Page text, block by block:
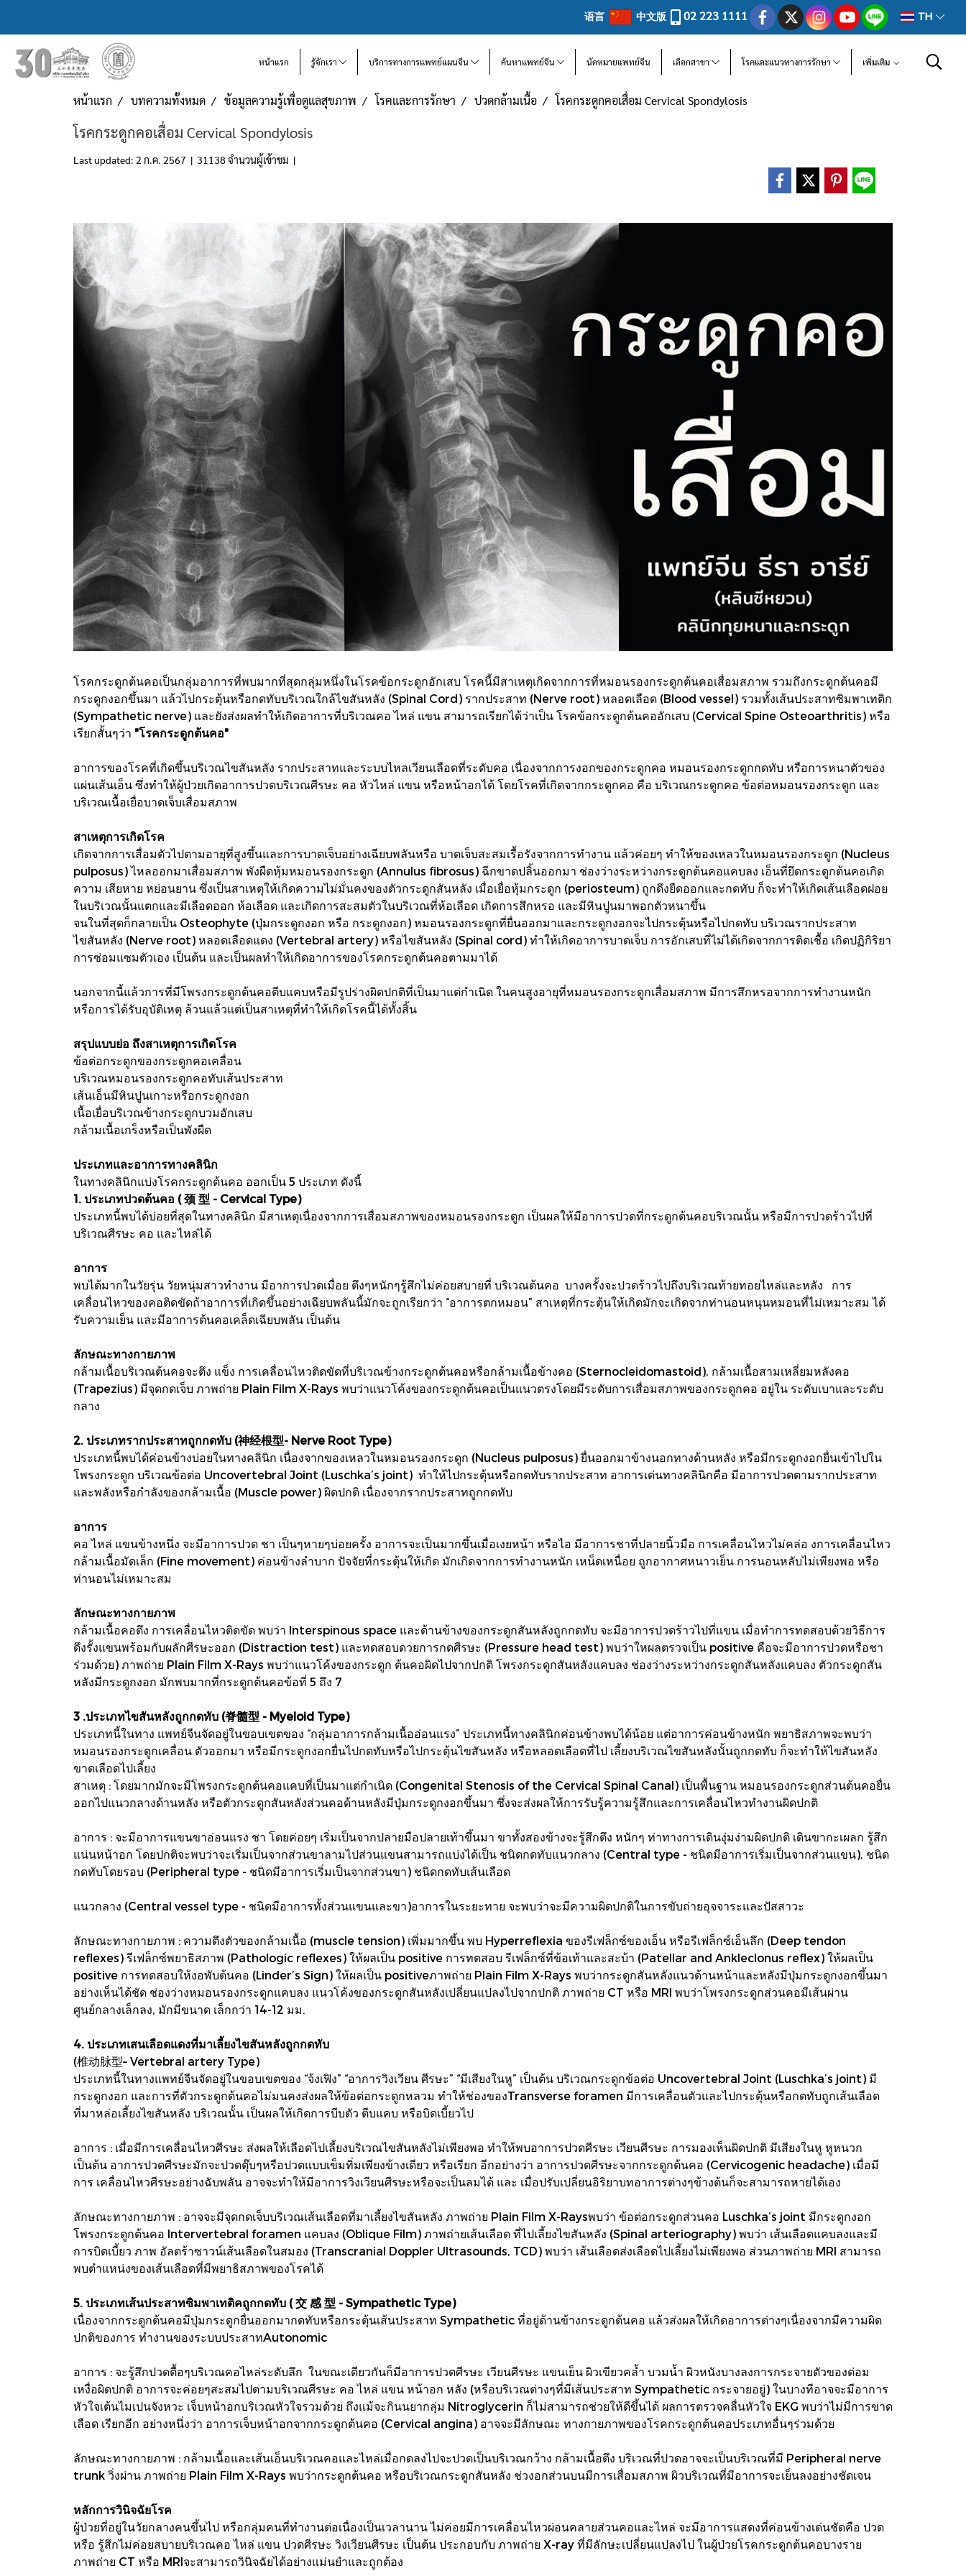
语言 中文版 02 223 1111 TH
หน้าแรก รู้จักเรา บริการทางการแพทย์แผนจีน ค้นหาแพทย์จีน นัดหมายแพทย์จีน เลือกสาขา โรคและแนวทางการรักษา เพิ่มเติม
หน้าแรก บทความทั้งหมด ข้อมูลความรู้เพื่อดูแลสุขภาพ โรคและการรักษา ปวดกล้ามเนื้อ โรคกระดูกคอเสื่อม Cervical Spondylosis
โรคกระดูกคอเสื่อม Cervical Spondylosis
Last updated: 2 ก.ค. 2567 | 31138 จำนวนผู้เข้าชม |
โรคกระดูกต้นคอเป็นกลุ่มอาการที่พบมากที่สุดกลุ่มหนึ่งในโรคข้อกระดูกอักเสบ โรคนี้มีสาเหตุเกิดจากการที่หมอนรองกระดูกต้นคอเสื่อมสภาพ รวมถึงกระดูกต้นคอมี
กระดูกงอกขึ้นมา แล้วไปกระตุ้นหรือกดทับบริเวณใกล้ไขสันหลัง (Spinal Cord) รากประสาท (Nerve root) หลอดเลือด (Blood vessel) รวมทั้งเส้นประสาทซิมพาเทติก
(Sympathetic nerve) และยังส่งผลทำให้เกิดอาการที่บริเวณคอ ไหล่ แขน สามารถเรียกได้ว่าเป็น โรคข้อกระดูกต้นคออักเสบ (Cervical Spine Osteoarthritis) หรือ
เรียกสั้นๆว่า "โรคกระดูกต้นคอ"
อาการของโรคที่เกิดขึ้นบริเวณไขสันหลัง รากประสาทและระบบไหลเวียนเลือดที่ระดับคอ เนื่องจากการงอกของกระดูกคอ หมอนรองกระดูกกดทับ หรือการหนาตัวของ
แผ่นเส้นเอ็น ซึ่งทำให้ผู้ป่วยเกิดอาการปวดบริเวณศีรษะ คอ หัวไหล่ แขน หรือหน้าอกได้ โดยโรคที่เกิดจากกระดูกคอ คือ บริเวณกระดูกคอ ข้อต่อหมอนรองกระดูก และ
บริเวณเนื้อเยื่อบาดเจ็บเสื่อมสภาพ
สาเหตุการเกิดโรค
เกิดจากการเสื่อมตัวไปตามอายุที่สูงขึ้นและการบาดเจ็บอย่างเฉียบพลันหรือ บาดเจ็บสะสมเรื้อรังจากการทำงาน แล้วค่อยๆ ทำให้ของเหลวในหมอนรองกระดูก (Nucleus
pulposus) ไหลออกมาเสื่อมสภาพ พังผืดหุ้มหมอนรองกระดูก (Annulus fibrosus) ฉีกขาดปลิ้นออกมา ช่องว่างระหว่างกระดูกต้นคอแคบลง เอ็นที่ยึดกระดูกต้นคอเกิด
ความ เสียหาย หย่อนยาน ซึ่งเป็นสาเหตุให้เกิดความไม่มั่นคงของตัวกระดูกสันหลัง เมื่อเยื่อหุ้มกระดูก (periosteum) ถูกดึงยืดออกและกดทับ ก็จะทำให้เกิดเส้นเลือดฝอย
ในบริเวณนั้นแตกและมีเลือดออก ห้อเลือด และเกิดการสะสมตัวในบริเวณที่ห้อเลือด เกิดการสึกหรอ และมีหินปูนมาพอกตัวหนาขึ้น
จนในที่สุดก็กลายเป็น Osteophyte (ปุ่มกระดูกงอก หรือ กระดูกงอก) หมอนรองกระดูกที่ยื่นออกมาและกระดูกงอกจะไปกระตุ้นหรือไปกดทับ บริเวณรากประสาท
ไขสันหลัง (Nerve root) หลอดเลือดแดง (Vertebral artery) หรือไขสันหลัง (Spinal cord) ทำให้เกิดอาการบาดเจ็บ การอักเสบที่ไม่ได้เกิดจากการติดเชื้อ เกิดปฏิกิริยา
การซ่อมแซมตัวเอง เป็นต้น และเป็นผลทำให้เกิดอาการของโรคกระดูกต้นคอตามมาได้
นอกจากนี้แล้วการที่มีโพรงกระดูกต้นคอตีบแคบหรือมีรูปร่างผิดปกติที่เป็นมาแต่กำเนิด ในคนสูงอายุที่หมอนรองกระดูกเสื่อมสภาพ มีการสึกหรอจากการทำงานหนัก
หรือการได้รับอุบัติเหตุ ล้วนแล้วแต่เป็นสาเหตุที่ทำให้เกิดโรคนี้ได้ทั้งสิ้น
สรุปแบบย่อ ถึงสาเหตุการเกิดโรค
ข้อต่อกระดูกของกระดูกคอเคลื่อน
บริเวณหมอนรองกระดูกคอทับเส้นประสาท
เส้นเอ็นมีหินปูนเกาะหรือกระดูกงอก
เนื้อเยื่อบริเวณข้างกระดูกบวมอักเสบ
กล้ามเนื้อเกร็งหรือเป็นพังผืด
ประเภทและอาการทางคลินิก
ในทางคลินิกแบ่งโรคกระดูกต้นคอ ออกเป็น 5 ประเภท ดังนี้
1. ประเภทปวดต้นคอ ( 颈 型 - Cervical Type)
ประเภทนี้พบได้บ่อยที่สุดในทางคลินิก มีสาเหตุเนื่องจากการเสื่อมสภาพของหมอนรองกระดูก เป็นผลให้มีอาการปวดที่กระดูกต้นคอบริเวณนั้น หรือมีการปวดร้าวไปที่
บริเวณศีรษะ คอ และไหล่ได้
อาการ
พบได้มากในวัยรุ่น วัยหนุ่มสาวทำงาน มีอาการปวดเมื่อย ตึงๆหนักๆรู้สึกไม่ค่อยสบายที่ บริเวณต้นคอ บางครั้งจะปวดร้าวไปถึงบริเวณท้ายทอยไหล่และหลัง การ
เคลื่อนไหวของคอติดขัดถ้าอาการที่เกิดขึ้นอย่างเฉียบพลันนี้มักจะถูกเรียกว่า “อาการตกหมอน” สาเหตุที่กระตุ้นให้เกิดมักจะเกิดจากท่านอนหนุนหมอนที่ไม่เหมาะสม ได้
รับความเย็น และมีอาการต้นคอเคล็ดเฉียบพลัน เป็นต้น
ลักษณะทางกายภาพ
กล้ามเนื้อบริเวณต้นคอจะตึง แข็ง การเคลื่อนไหวติดขัดที่บริเวณข้างกระดูกต้นคอหรือกล้ามเนื้อข้างคอ (Sternocleidomastoid), กล้ามเนื้อสามเหลี่ยมหลังคอ
(Trapezius) มีจุดกดเจ็บ ภาพถ่าย Plain Film X-Rays พบว่าแนวโค้งของกระดูกต้นคอเป็นแนวตรงโดยมีระดับการเสื่อมสภาพของกระดูกคอ อยู่ใน ระดับเบาและระดับ
กลาง
2. ประเภทรากประสาทถูกกดทับ (神经根型- Nerve Root Type)
ประเภทนี้พบได้ค่อนข้างบ่อยในทางคลินิก เนื่องจากของเหลวในหมอนรองกระดูก (Nucleus pulposus) ยื่นออกมาข้างนอกทางด้านหลัง หรือมีกระดูกงอกยื่นเข้าไปใน
โพรงกระดูก บริเวณข้อต่อ Uncovertebral Joint (Luschka’s joint) ทำให้ไปกระตุ้นหรือกดทับรากประสาท อาการเด่นทางคลินิกคือ มีอาการปวดตามรากประสาท
และพลังหรือกำลังของกล้ามเนื้อ (Muscle power) ผิดปกติ เนื่องจากรากประสาทถูกกดทับ
อาการ
คอ ไหล่ แขนข้างหนึ่ง จะมีอาการปวด ชา เป็นๆหายๆบ่อยครั้ง อาการจะเป็นมากขึ้นเมื่อเงยหน้า หรือไอ มีอาการชาที่ปลายนิ้วมือ การเคลื่อนไหวไม่คล่อ งการเคลื่อนไหว
กล้ามเนื้อมัดเล็ก (Fine movement) ค่อนข้างลำบาก ปัจจัยที่กระตุ้นให้เกิด มักเกิดจากการทำงานหนัก เหน็ดเหนื่อย ถูกอากาศหนาวเย็น การนอนหลับไม่เพียงพอ หรือ
ท่านอนไม่เหมาะสม
ลักษณะทางกายภาพ
กล้ามเนื้อคอตึง การเคลื่อนไหวติดขัด พบว่า Interspinous space และด้านข้างของกระดูกสันหลังถูกกดทับ จะมีอาการปวดร้าวไปที่แขน เมื่อทำการทดสอบด้วยวิธีการ
ดึงรั้งแขนพร้อมกับผลักศีรษะออก (Distraction test) และทดสอบดวยการกดศีรษะ (Pressure head test) พบว่าใหผลตรวจเป็น positive คือจะมีอาการปวดหรือชา
ร่วมด้วย) ภาพถ่าย Plain Film X-Rays พบว่าแนวโค้งของกระดูก ต้นคอผิดไปจากปกติ โพรงกระดูกสันหลังแคบลง ช่องว่างระหว่างกระดูกสันหลังแคบลง ตัวกระดูกสัน
หลังมีกระดูกงอก มักพบมากที่กระดูกต้นคอข้อที่ 5 ถึง 7
3 .ประเภทไขสันหลังถูกกดทับ (脊髓型 - Myeloid Type)
ประเภทนี้ในทาง แพทย์จีนจัดอยู่ในขอบเขตของ “กลุ่มอาการกล้ามเนื้ออ่อนแรง” ประเภทนี้ทางคลินิกค่อนข้างพบได้น้อย แต่อาการค่อนข้างหนัก พยาธิสภาพจะพบว่า
หมอนรองกระดูกเคลื่อน ตัวออกมา หรือมีกระดูกงอกยื่นไปกดทับหรือไปกระตุ้นไขสันหลัง หรือหลอดเลือดที่ไป เลี้ยงบริเวณไขสันหลังนั้นถูกกดทับ ก็จะทำให้ไขสันหลัง
ขาดเลือดไปเลี้ยง
สาเหตุ : โดยมากมักจะมีโพรงกระดูกต้นคอแคบที่เป็นมาแต่กำเนิด (Congenital Stenosis of the Cervical Spinal Canal) เป็นพื้นฐาน หมอนรองกระดูกส่วนต้นคอยื่น
ออกไปแนวกลางด้านหลัง หรือตัวกระดูกสันหลังส่วนคอด้านหลังมีปุ่มกระดูกงอกขึ้นมา ซึ่งจะส่งผลให้การรับรู้ความรู้สึกและการเคลื่อนไหวทำงานผิดปกติ
อาการ : จะมีอาการแขนขาอ่อนแรง ชา โดยค่อยๆ เริ่มเป็นจากปลายมือปลายเท้าขึ้นมา ขาทั้งสองข้างจะรู้สึกตึง หนักๆ ท่าทางการเดินงุ่มง่ามผิดปกติ เดินขากะเผลก รู้สึก
แน่นหน้าอก โดยปกติจะพบว่าจะเริ่มเป็นจากส่วนขาลามไปส่วนแขนสามารถแบ่งได้เป็น ชนิดกดทับแนวกลาง (Central type - ชนิดมีอาการเริ่มเป็นจากส่วนแขน), ชนิด
กดทับโดยรอบ (Peripheral type - ชนิดมีอาการเริ่มเป็นจากส่วนขา) ชนิดกดทับเส้นเลือด
แนวกลาง (Central vessel type - ชนิดมีอาการทั้งส่วนแขนและขา)อาการในระยะทาย จะพบว่าจะมีความผิดปกติในการขับถ่ายอุจจาระและปัสสาวะ
ลักษณะทางกายภาพ : ความตึงตัวของกล้ามเนื้อ (muscle tension) เพิ่มมากขึ้น พบ Hyperreflexia ของรีเฟล็กซ์ของเอ็น หรือรีเฟล็กซ์เอ็นลึก (Deep tendon
reflexes) รีเฟล็กซ์พยาธิสภาพ (Pathologic reflexes) ให้ผลเป็น positive การทดสอบ รีเฟล็กซ์ที่ข้อเท้าและสะบ้า (Patellar and Ankleclonus reflex) ให้ผลเป็น
positive การทดสอบให้งอพับต้นคอ (Linder’s Sign) ให้ผลเป็น positiveภาพถ่าย Plain Film X-Rays พบว่ากระดูกสันหลังแนวด้านหน้าและหลังมีปุ่มกระดูกงอกขึ้นมา
อย่างเห็นได้ชัด ช่องว่างหมอนรองกระดูกแคบลง แนวโค้งของกระดูกสันหลังเปลี่ยนแปลงไปจากปกติ ภาพถ่าย CT หรือ MRI พบว่าโพรงกระดูกส่วนคอมีเส้นผ่าน
ศูนย์กลางเล็กลง, มักมีขนาด เล็กกว่า 14-12 มม.
4. ประเภทเสนเลือดแดงที่มาเลี้ยงไขสันหลังถูกกดทับ
(椎动脉型– Vertebral artery Type)
ประเภทนี้ในทางแพทย์จีนจัดอยู่ในขอบเขตของ “จ้งเฟิง” “อาการวิงเวียน ศีรษะ” “มีเสียงในหู” เป็นต้น บริเวณกระดูกข้อต่อ Uncovertebral Joint (Luschka’s joint) มี
กระดูกงอก และการที่ตัวกระดูกต้นคอไม่มนคงส่งผลให้ข้อต่อกระดูกหลวม ทำให้ช่องของTransverse foramen มีการเคลื่อนตัวและไปกระตุ้นหรือกดทับถูกเส้นเลือด
ที่มาหล่อเลี้ยงไขสันหลัง บริเวณนั้น เป็นผลให้เกิดการบีบตัว ตีบแคบ หรือบิดเบี้ยวไป
อาการ : เมื่อมีการเคลื่อนไหวศีรษะ ส่งผลให้เลือดไปเลี้ยงบริเวณไขสันหลังไม่เพียงพอ ทำให้พบอาการปวดศีรษะ เวียนศีรษะ การมองเห็นผิดปกติ มีเสียงในหู หูหนวก
เป็นต้น อาการปวดศีรษะมักจะปวดตุ๊บๆหรือปวดแบบเข็มทิ่มเพียงข้างเดียว หรือเรียก อีกอย่างว่า อาการปวดศีรษะจากกระดูกต้นคอ (Cervicogenic headache) เมื่อมี
การ เคลื่อนไหวศีรษะอย่างฉับพลัน อาจจะทำให้มีอาการวิงเวียนศีรษะหรือจะเป็นลมได้ และ เมื่อปรับเปลี่ยนอิริยาบทอาการต่างๆข้างต้นก็จะสามารถหายได้เอง
ลักษณะทางกายภาพ : อาจจะมีจุดกดเจ็บบริเวณเส้นเลือดที่มาเลี้ยงไขสันหลัง ภาพถ่าย Plain Film X-Raysพบว่า ข้อต่อกระดูกส่วนคอ Luschka’s joint มีกระดูกงอก
โพรงกระดูกต้นคอ Intervertebral foramen แคบลง (Oblique Film) ภาพถ่ายเส้นเลือด ที่ไปเลี้ยงไขสันหลัง (Spinal arteriography) พบว่า เส้นเลือดแคบลงและมี
การบิดเบี้ยว ภาพ อัลตร้าซาวน์เส้นเลือดในสมอง (Transcranial Doppler Ultrasounds, TCD) พบว่า เส้นเลือดส่งเลือดไปเลี้ยงไม่เพียงพอ ส่วนภาพถ่าย MRI สามารถ
พบตำแหน่งของเส้นเลือดที่มีพยาธิสภาพของโรคได้
5. ประเภทเส้นประสาทซิมพาเทติคถูกกดทับ ( 交 感 型 - Sympathetic Type)
เนื่องจากกระดูกต้นคอมีปุ่มกระดูกยื่นออกมากดทับหรือกระตุ้นเส้นประสาท Sympathetic ที่อยู่ด้านข้างกระดูกต้นคอ แล้วส่งผลให้เกิดอาการต่างๆเนื่องจากมีความผิด
ปกติของการ ทำงานของระบบประสาทAutonomic
อาการ : จะรู้สึกปวดตื้อๆบริเวณคอไหล่ระดับลึก ในขณะเดียวกันก็มีอาการปวดศีรษะ เวียนศีรษะ แขนเย็น ผิวเขียวคล้ำ บวมน้ำ ผิวหนังบางลงการกระจายตัวของต่อม
เหงื่อผิดปกติ อาการจะค่อยๆสะสมไปตามบริเวณศีรษะ คอ ไหล่ แขน หน้าอก หลัง (หรือบริเวณต่างๆที่มีเส้นประสาท Sympathetic กระจายอยู่) ในบางทีอาจจะมีอาการ
หัวใจเต้นไมเปนจังหวะ เจ็บหน้าอกบริเวณหัวใจรวมด้วย ถึงแม้จะกินนยากลุ่ม Nitroglycerin ก็ไม่สามารถช่วยให้ดีขึ้นได้ ผลการตรวจคลื่นหัวใจ EKG พบว่าไม่มีการขาด
เลือด เรียกอีก อย่างหนึ่งว่า อาการเจ็บหน้าอกจากกระดูกต้นคอ (Cervical angina) อาจจะมีลักษณะ ทางกายภาพของโรคกระดูกต้นคอประเภทอื่นๆร่วมด้วย
ลักษณะทางกายภาพ : กล้ามเนื้อและเส้นเอ็นบริเวณคอและไหล่เมื่อกดลงไปจะปวดเป็นบริเวณกว้าง กล้ามเนื้อตึง บริเวณที่ปวดอาจจะเป็นบริเวณที่มี Peripheral nerve
trunk วิ่งผ่าน ภาพถ่าย Plain Film X-Rays พบว่ากระดูกต้นคอ หรือบริเวณกระดูกสันหลัง ช่วงอกส่วนบนมีการเสื่อมสภาพ ผิวบริเวณที่มีอาการจะเย็นลงอย่างชัดเจน
หลักการวินิจฉัยโรค
ผู้ป่วยที่อยู่ในวัยกลางคนขึ้นไป หรือกลุ่มคนที่ทำงานต่อเนื่องเป็นเวลานาน ไม่ค่อยมีการเคลื่อนไหวผ่อนคลายส่วนคอและไหล่ จะมีอาการแสดงที่ค่อนข้างเด่นชัดคือ ปวด
หรือ รู้สึกไม่ค่อยสบายบริเวณคอ ไหล่ แขน ปวดศีรษะ วิงเวียนศีรษะ เป็นต้น ประกอบกับ ภาพถ่าย X-ray ที่มีลักษะเปลี่ยนแปลงไป ในผู้ป่วยโรคกระดูกต้นคอบางราย
ภาพถ่าย CT หรือ MRIจะสามารถวินิจฉัยได้อย่างแม่นยำและถูกต้อง